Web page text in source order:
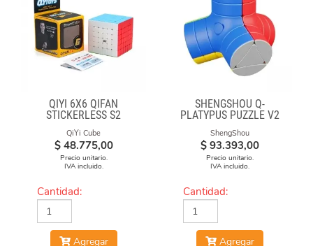
QIYI 6X6 QIFAN
STICKERLESS S2
QiYi Cube
$ 48.775,00
Precio unitario.
IVA incluido.
Cantidad:
Agregar
SHENGSHOU Q-
PLATYPUS PUZZLE V2
ShengShou
$ 93.393,00
Precio unitario.
IVA incluido.
Cantidad:
Agregar